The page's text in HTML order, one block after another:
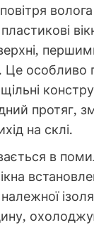
волога
особливо
протяг,
на склі.
в